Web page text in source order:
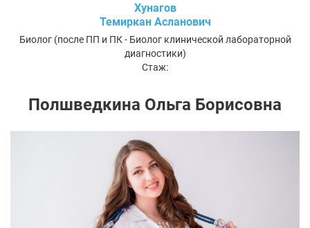
Хунагов
Темиркан Асланович
Биолог (после ПП и ПК - Биолог клинической лабораторной
диагностики)
Стаж:
Полшведкина Ольга Борисовна